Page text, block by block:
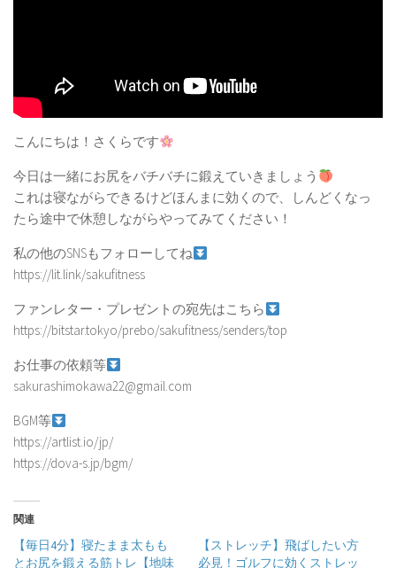
こんにちは！さくらです
今日は一緒にお尻をバチバチに鍛えていきましょう
これは寝ながらできるけどほんまに効くので、しんどくなっ
たら途中で休憩しながらやってみてください！
私の他のSNSもフォローしてね
https://lit.link/sakufitness
ファンレター・プレゼントの宛先はこちら
https://bitstar.tokyo/prebo/sakufitness/senders/top
お仕事の依頼等
sakurashimokawa22@gmail.com
BGM等
https://artlist.io/jp/
https://dova-s.jp/bgm/
関連
【毎日4分】寝たまま太もも
とお尻を鍛える筋トレ【地味
【ストレッチ】飛ばしたい方
必見！ゴルフに効くストレッ